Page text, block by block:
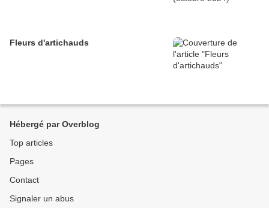
Fleurs d'artichauds
Hébergé par Overblog
Top articles
Pages
Contact
Signaler un abus